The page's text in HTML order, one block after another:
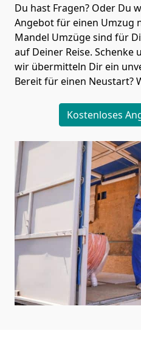
Du hast Fragen? Oder Du
Angebot für einen Umzug
Mandel Umzügesind für
auf Deiner Reise. Schenke
wir übermitteln Dir ein
Bereit für einen Neustart?
Kostenloses